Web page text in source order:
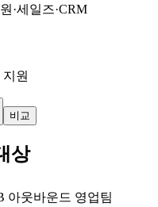
·세일즈·CRM
원
비교
상
아웃바운드 영업팀